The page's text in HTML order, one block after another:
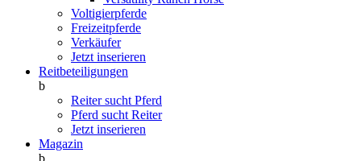
Voltigierpferde
Freizeitpferde
Verkäufer
Jetzt inserieren
Reitbeteiligungen
b
Reiter sucht Pferd
Pferd sucht Reiter
Jetzt inserieren
Magazin
b